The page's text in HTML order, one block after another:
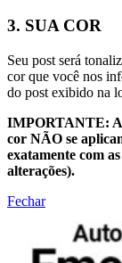
3. SUA COR
Seu post será
cor que você nos
do post exibido na
IMPORTANTE:
cor NÃO se
exatamente com
alterações).
Fechar